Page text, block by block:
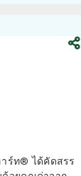
ร์ท® ได้คัดสรร